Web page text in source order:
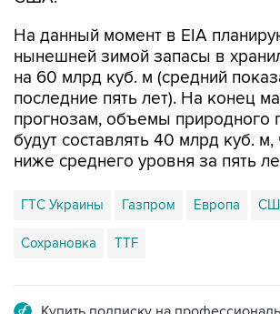
На данный момент в EIA
нынешней зимой запасы в
на 60 млрд куб. м (средний
последние пять лет). На конец
прогнозам, объемы природного
будут составлять 40 млрд куб. м,
ниже среднего уровня за пять
ГТС Украины Газпром Европа
Сохрановка TTF